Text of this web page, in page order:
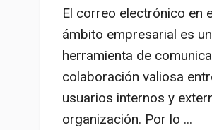
El correo electrónico en
ámbito empresarial es
herramienta de
colaboración valiosa
usuarios internos y
organización. Por lo ...